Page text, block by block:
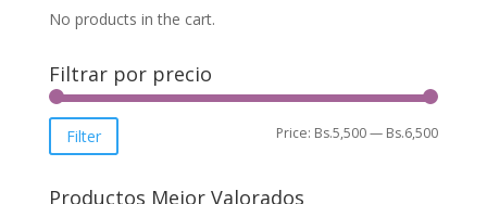
No products in the cart.
Filtrar por precio
Min
Max
Filter Price: Bs.5,500— Bs.6,500
Productos Mejor Valorados